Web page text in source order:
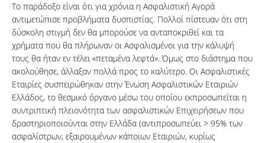
Το παράδοξο είναι ότι για χρόνια η Ασφαλιστική Αγορά
αντιμετώπισε προβλήματα δυσπιστίας. Πολλοί πίστευαν ότι στη
δύσκολη στιγμή δεν θα μπορούσε να ανταποκριθεί και τα
χρήματα που θα πλήρωναν οι Ασφαλισμένοι για την κάλυψή
τους θα ήταν εν τέλει «πεταμένα λεφτά». Όμως στο διάστημα που
ακολούθησε, άλλαξαν πολλά προς το καλύτερο. Οι Ασφαλιστικές
Εταιρίες συσπειρώθηκαν στην Ένωση Ασφαλιστικών Εταιριών
Ελλάδος, το θεσμικό όργανο μέσω του οποίου εκπροσωπείται η
συντριπτική πλειονότητα των ασφαλιστικών Επιχειρήσεων που
δραστηριοποιούνται στην Ελλάδα (αντιπροσωπεύει > 95% των
ασφαλίστρων, εξαιρουμένων κάποιων Εταιριών, κυρίως